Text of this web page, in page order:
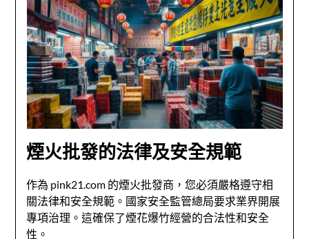
煙火批發的法律及安全規範
作為 pink21.com 的煙火批發商，您必須嚴格遵守相
關法律和安全規範。國家安全監管總局要求業界開展
專項治理。這確保了煙花爆竹經營的合法性和安全
性。